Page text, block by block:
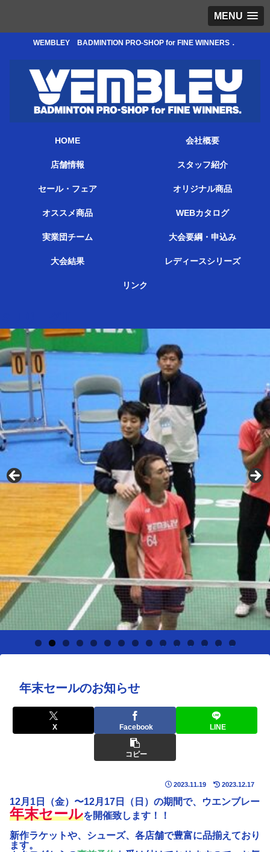
MENU
WEMBLEY BADMINTION PRO-SHOP for FINE WINNERS．
HOME 会社概要
店舗情報 スタッフ紹介
セール・フェア オリジナル商品
オススメ商品 WEBカタログ
実業団チーム 大会要綱・申込み
大会結果 レディースシリーズ
リンク
0 1 2 3 4 5
年末セールのお知らせ
X Facebook LINE
コピー
2023.11.19 2023.12.17
12月1日（金）〜12月17日（日）の期間で、ウエンブレー
年末セールを開催致します！！
新作ラケットや、シューズ、各店舗で豊富に品揃えており
ます。